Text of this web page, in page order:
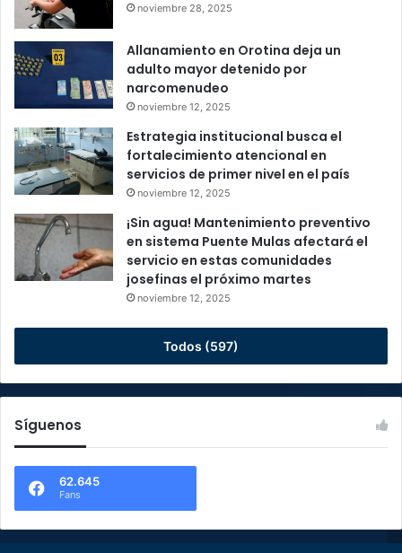
noviembre 28, 2025
Allanamiento en Orotina deja un
adulto mayor detenido por
narcomenudeo
noviembre 12, 2025
Estrategia institucional busca el
fortalecimiento atencional en
servicios de primer nivel en el país
noviembre 12, 2025
¡Sin agua! Mantenimiento preventivo
en sistema Puente Mulas afectará el
servicio en estas comunidades
josefinas el próximo martes
noviembre 12, 2025
Todos (597)
Síguenos
62.645
Fans